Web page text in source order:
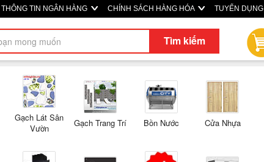
THÔNG TIN NGÂN HÀNG CHÍNH SÁCH HÀNG HÓA TUYỂN DỤNG
Tìm kiếm
Gạch Lát Sân
Vườn
Gạch Trang Trí Bồn Nước Cửa Nhựa